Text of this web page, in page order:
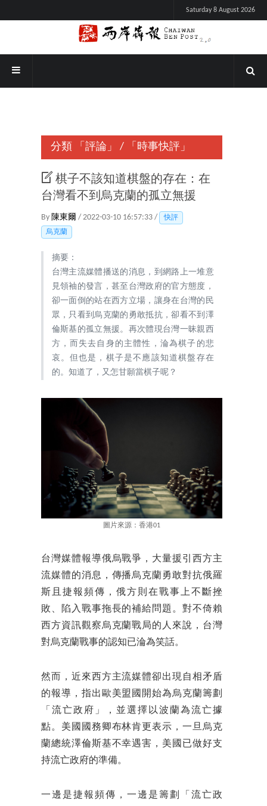
Saturday 8 August 2026
分類 「評論」 / 「時事快評」
棋子不該知道棋盤的存在：在
台灣看不到烏克蘭的孤立無援
By 陳東爾 / 2022-03-10 16:57:33 /
快評
烏克蘭
摘要：
台灣主流媒體播送的消息，到網路上一堆意
見領袖的發言，甚至台灣政府的官方態度，
卻一面倒的站在西方立場，讓身在台灣的民
眾，只看到烏克蘭的勇敢抵抗，卻看不到澤
倫斯基的孤立無援。再次體現台灣一昧親西
方，而失去自身的主體性，淪為棋子的悲
哀。但也是，棋子是不應該知道棋盤存在
的。知道了，又怎甘願當棋子呢？
圖片來源：香港01
台灣媒體報導俄烏戰爭，大量援引西方主
流媒體的消息，傳播烏克蘭勇敢對抗俄羅
斯且捷報頻傳，俄方則在戰事上不斷挫
敗、陷入戰事拖長的補給問題。對不倚賴
西方資訊觀察烏克蘭戰局的人來說，台灣
對烏克蘭戰事的認知已淪為笑話。
然而，近來西方主流媒體卻出現自相矛盾
的報導，指出歐美盟國開始為烏克蘭籌劃
「流亡政府」，並選擇以波蘭為流亡據
點。美國國務卿布林肯更表示，一旦烏克
蘭總統澤倫斯基不幸遇害，美國已做好支
持流亡政府的準備。
一邊是捷報頻傳，一邊是籌劃「流亡政